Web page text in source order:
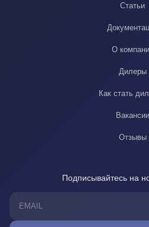
Статьи
О
Дилеры
Как стать
Вакансии
Отзывы
Подписывайтесь на